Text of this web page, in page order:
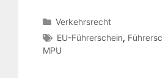
Verkehrsrecht
EU-Führerschein,
MPU